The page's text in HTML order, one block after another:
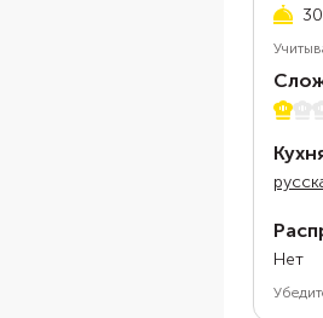
1 из 5
Нет